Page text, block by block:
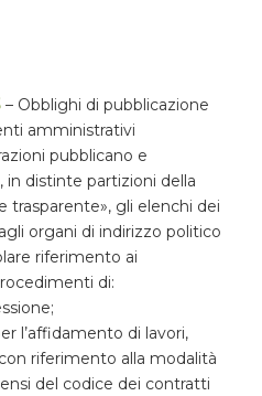
– Obblighi di pubblicazione
amministrativi
pubblicano e
in distinte partizioni della
trasparente», gli elenchi dei
organi di indirizzo politico
riferimento ai
di:
l’affidamento di lavori,
riferimento alla modalità
del codice dei contratti